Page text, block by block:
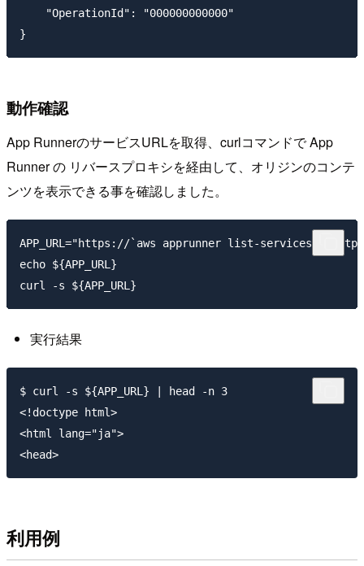
    "OperationId": "000000000000"
動作確認
App RunnerのサービスURLを取得、curlコマンドで App
Runner の リバースプロキシを経由して、オリジンのコンテ
ンツを表示できる事を確認しました。
APP_URL="https://`aws apprunner list-services --
echo ${APP_URL}
実行結果
$ curl -s ${APP_URL} | head -n 3
<!doctype html>
<html lang="ja">
利用例